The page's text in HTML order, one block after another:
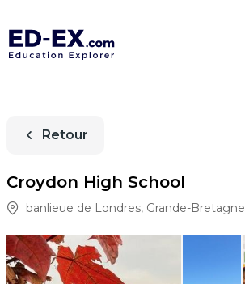
Retour
Croydon High School
banlieue de Londres, Grande-Bretagne